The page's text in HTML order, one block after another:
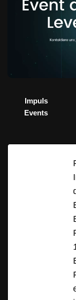
Impuls
Events